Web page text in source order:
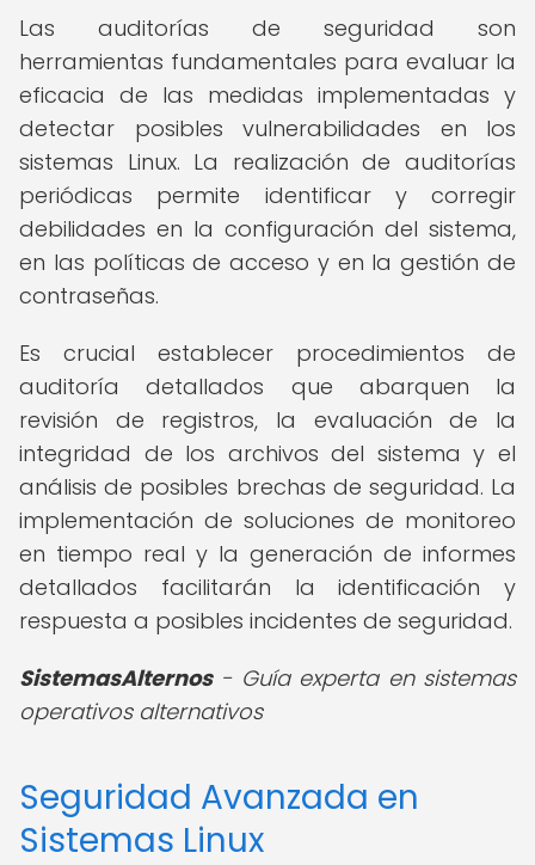
Las auditorías de seguridad son
herramientas fundamentales para evaluar la
eficacia de las medidas implementadas y
detectar posibles vulnerabilidades en los
sistemas Linux. La realización de auditorías
periódicas permite identificar y corregir
debilidades en la configuración del sistema,
en las políticas de acceso y en la gestión de
contraseñas.
Es crucial establecer procedimientos de
auditoría detallados que abarquen la
revisión de registros, la evaluación de la
integridad de los archivos del sistema y el
análisis de posibles brechas de seguridad. La
implementación de soluciones de monitoreo
en tiempo real y la generación de informes
detallados facilitarán la identificación y
respuesta a posibles incidentes de seguridad.
SistemasAlternos- Guía experta en sistemas
operativos alternativos
Seguridad Avanzada en
Sistemas Linux